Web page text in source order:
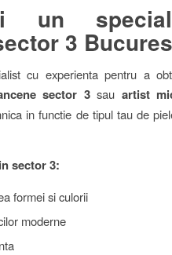
un
3
cu experienta pentru a
sector 3sau artist
in functie de tipul tau de
sector 3:
formei si culorii
moderne